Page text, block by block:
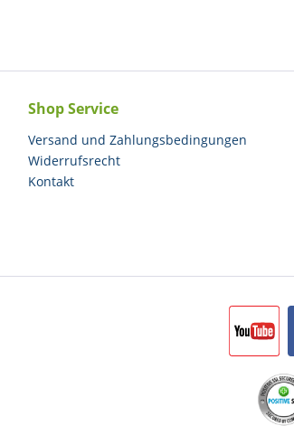
Shop Service
Versand und Zahlungsbedingungen
Widerrufsrecht
Kontakt